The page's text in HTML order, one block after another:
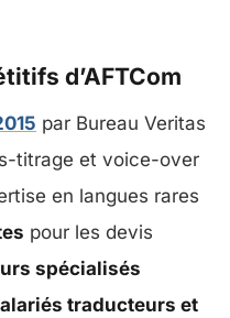
d’AFTCom
par Bureau Veritas
titrage et voice-over
en langues rares
pour les devis
spécialisés
traducteurs et